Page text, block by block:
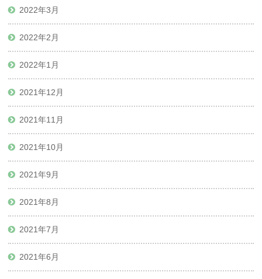
2022年3月
2022年2月
2022年1月
2021年12月
2021年11月
2021年10月
2021年9月
2021年8月
2021年7月
2021年6月